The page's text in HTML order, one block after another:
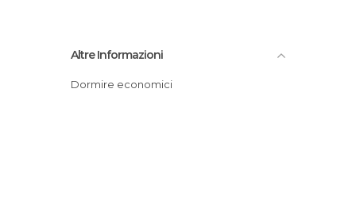
Altre Informazioni
Dormire economici